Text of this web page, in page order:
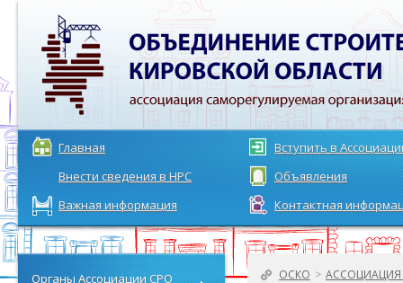
Главная
Вступить в
Внести сведения в НРС
Объявления
Важная информация
Контактная
ОСКО >
Органы Ассоциации СРО